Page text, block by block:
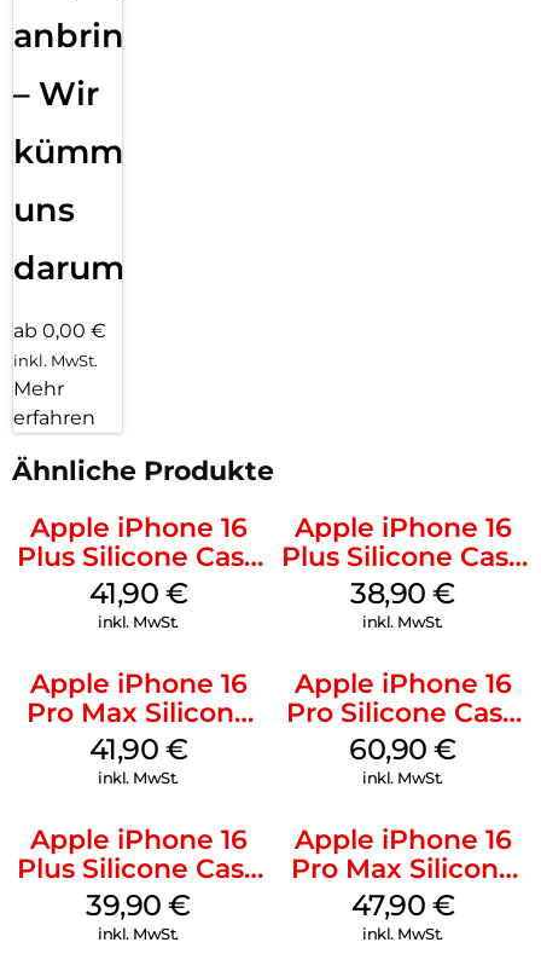
anbringen
– Wir
kümmern
uns
darum!
ab 0,00 €
inkl. MwSt.
Mehr
erfahren
Ähnliche Produkte
Apple iPhone 16
Plus Silicone Case
MagSafe Stone
Gray
41,90 €
inkl. MwSt.
Apple iPhone 16
Plus Silicone Case
MagSafe Denim
38,90€
inkl. MwSt.
Apple iPhone 16
Pro Max Silicone
Case MagSafe
Ultramarine
41,90 €
inkl. MwSt.
Apple iPhone 16
Pro Silicone Case
MagSafe Stone
Gray
60,90€
inkl. MwSt.
Apple iPhone 16
Plus Silicone Case
MagSafe Plum
39,90€
inkl. MwSt.
Apple iPhone 16
Pro Max Silicone
Case MagSafe
Black
47,90 €
inkl. MwSt.